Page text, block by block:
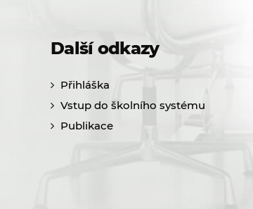
Další odkazy
Přihláška
Vstup do školního systému
Publikace